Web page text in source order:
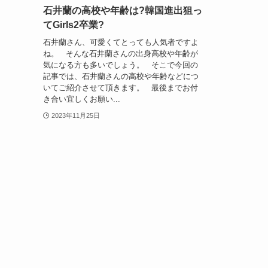
石井蘭の高校や年齢は?韓国進出狙っ
てGirls2卒業?
石井蘭さん、可愛くてとっても人気者ですよ
ね。 そんな石井蘭さんの出身高校や年齢が
気になる方も多いでしょう。 そこで今回の
記事では、石井蘭さんの高校や年齢などにつ
いてご紹介させて頂きます。 最後までお付
き合い宜しくお願い...
2023年11月25日